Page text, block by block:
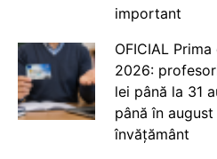
important
OFICIAL
2026:
lei până la 31
până în
învățământ